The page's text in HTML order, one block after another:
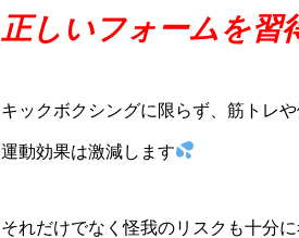
正しいフォームを習
キックボクシングに限らず、筋トレ
運動効果は激減します
それだけでなく怪我のリスクも十分